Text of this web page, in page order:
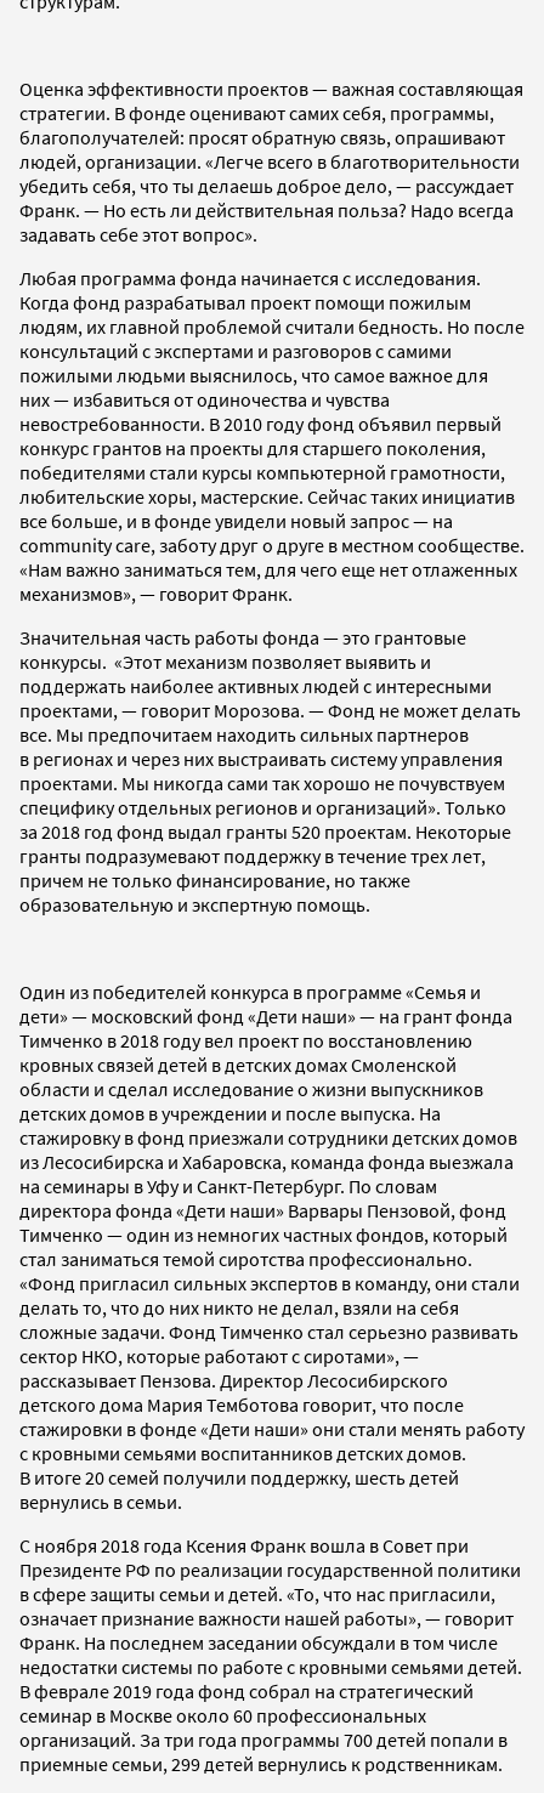
Оценка эффективности проектов — важная составляющая
стратегии. В фонде оценивают самих себя, программы,
благополучателей: просят обратную связь, опрашивают
людей, организации. «Легче всего в благотворительности
убедить себя, что ты делаешь доброе дело, — рассуждает
Франк. — Но есть ли действительная польза? Надо всегда
задавать себе этот вопрос».
Любая программа фонда начинается с исследования.
Когда фонд разрабатывал проект помощи пожилым
людям, их главной проблемой считали бедность. Но после
консультаций с экспертами и разговоров с самими
пожилыми людьми выяснилось, что самое важное для
них — избавиться от одиночества и чувства
невостребованности. В 2010 году фонд объявил первый
конкурс грантов на проекты для старшего поколения,
победителями стали курсы компьютерной грамотности,
любительские хоры, мастерские. Сейчас таких инициатив
все больше, и в фонде увидели новый запрос — на
community care, заботу друг о друге в местном сообществе.
«Нам важно заниматься тем, для чего еще нет отлаженных
механизмов», — говорит Франк.
Значительная часть работы фонда — это грантовые
конкурсы. «Этот механизм позволяет выявить и
поддержать наиболее активных людей с интересными
проектами, — говорит Морозова. — Фонд не может делать
все. Мы предпочитаем находить сильных партнеров
в регионах и через них выстраивать систему управления
проектами. Мы никогда сами так хорошо не почувствуем
специфику отдельных регионов и организаций». Только
за 2018 год фонд выдал гранты 520 проектам. Некоторые
гранты подразумевают поддержку в течение трех лет,
причем не только финансирование, но также
образовательную и экспертную помощь.
Один из победителей конкурса в программе «Семья и
дети» — московский фонд «Дети наши» — на грант фонда
Тимченко в 2018 году вел проект по восстановлению
кровных связей детей в детских домах Смоленской
области и сделал исследование о жизни выпускников
детских домов в учреждении и после выпуска. На
стажировку в фонд приезжали сотрудники детских домов
из Лесосибирска и Хабаровска, команда фонда выезжала
на семинары в Уфу и Санкт-Петербург. По словам
директора фонда «Дети наши» Варвары Пензовой, фонд
Тимченко — один из немногих частных фондов, который
стал заниматься темой сиротства профессионально.
«Фонд пригласил сильных экспертов в команду, они стали
делать то, что до них никто не делал, взяли на себя
сложные задачи. Фонд Тимченко стал серьезно развивать
сектор НКО, которые работают с сиротами», —
рассказывает Пензова. Директор Лесосибирского
детского дома Мария Темботова говорит, что после
стажировки в фонде «Дети наши» они стали менять работу
с кровными семьями воспитанников детских домов.
В итоге 20 семей получили поддержку, шесть детей
вернулись в семьи.
С ноября 2018 года Ксения Франк вошла в Совет при
Президенте РФ по реализации государственной политики
в сфере защиты семьи и детей. «То, что нас пригласили,
означает признание важности нашей работы», — говорит
Франк. На последнем заседании обсуждали в том числе
недостатки системы по работе с кровными семьями детей.
В феврале 2019 года фонд собрал на стратегический
семинар в Москве около 60 профессиональных
организаций. За три года программы 700 детей попали в
приемные семьи, 299 детей вернулись к родственникам.